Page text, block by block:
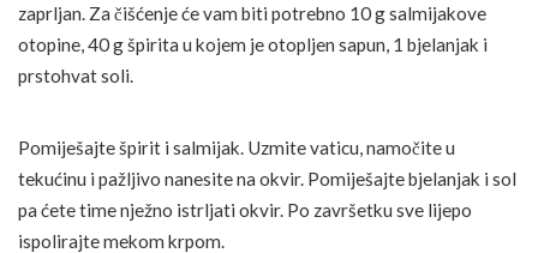
zaprljan. Za čišćenje će vam biti potrebno 10 g salmijakove
otopine, 40 g špirita u kojem je otopljen sapun, 1 bjelanjak i
prstohvat soli.
Pomiješajte špirit i salmijak. Uzmite vaticu, namočite u
tekućinu i pažljivo nanesite na okvir. Pomiješajte bjelanjak i sol
pa ćete time nježno istrljati okvir. Po završetku sve lijepo
ispolirajte mekom krpom.